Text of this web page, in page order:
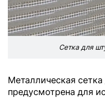
Сетка для
Металлическая
предусмотрена для